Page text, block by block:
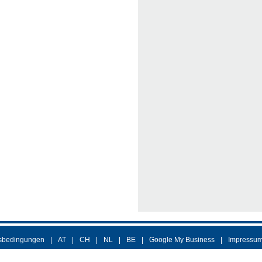
AT CH NL BE Google My Business